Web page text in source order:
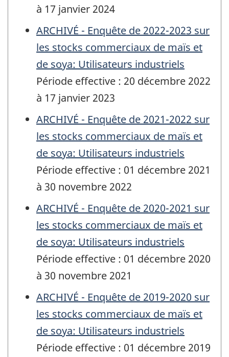
à 17 janvier 2024
ARCHIVÉ - Enquête de 2022-2023 sur
les stocks commerciaux de maïs et
de soya: Utilisateurs industriels
Période effective : 20 décembre 2022
à 17 janvier 2023
ARCHIVÉ - Enquête de 2021-2022 sur
les stocks commerciaux de maïs et
de soya: Utilisateurs industriels
Période effective : 01 décembre 2021
à 30 novembre 2022
ARCHIVÉ - Enquête de 2020-2021 sur
les stocks commerciaux de maïs et
de soya: Utilisateurs industriels
Période effective : 01 décembre 2020
à 30 novembre 2021
ARCHIVÉ - Enquête de 2019-2020 sur
les stocks commerciaux de maïs et
de soya: Utilisateurs industriels
Période effective : 01 décembre 2019